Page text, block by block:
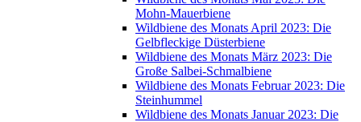
Mohn-Mauerbiene
Wildbiene des Monats April 2023: Die
Gelbfleckige Düsterbiene
Wildbiene des Monats März 2023: Die
Große Salbei-Schmalbiene
Wildbiene des Monats Februar 2023: Die
Steinhummel
Wildbiene des Monats Januar 2023: Die